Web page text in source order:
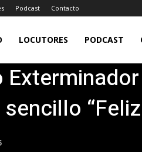
Podcast Contacto
LOCUTORES PODCAST
sencillo